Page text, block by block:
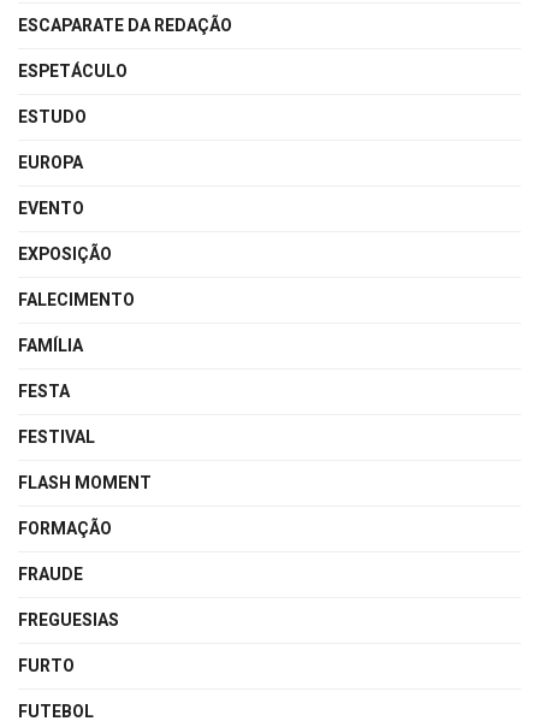
ESCAPARATE DA REDAÇÃO
ESPETÁCULO
ESTUDO
EUROPA
EVENTO
EXPOSIÇÃO
FALECIMENTO
FAMÍLIA
FESTA
FESTIVAL
FLASH MOMENT
FORMAÇÃO
FRAUDE
FREGUESIAS
FURTO
FUTEBOL